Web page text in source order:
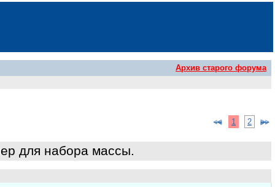
Архив старого форума
1 2
для набора массы.